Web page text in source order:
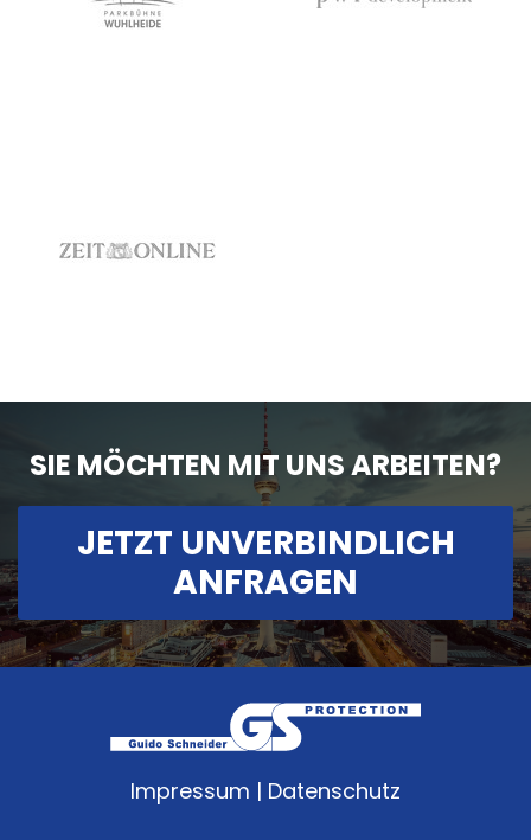
SIE MÖCHTEN MIT UNS ARBEITEN?
JETZT UNVERBINDLICH
ANFRAGEN
Impressum | Datenschutz